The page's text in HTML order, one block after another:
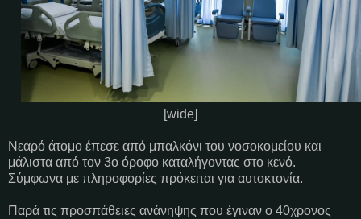
[wide]
Νεαρό άτομο έπεσε από μπαλκόνι του νοσοκομείου και
μάλιστα από τον 3ο όροφο καταλήγοντας στο κενό.
Σύμφωνα με πληροφορίες πρόκειται για αυτοκτονία.
Παρά τις προσπάθειες ανάνηψης που έγιναν ο 40χρονος